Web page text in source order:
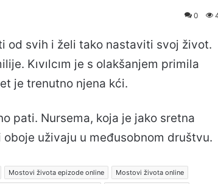
0
od svih i želi tako nastaviti svoj život.
Kıvılcım je s olakšanjem primila
je trenutno njena kći.
pati. Nursema, koja je jako sretna
uživaju u međusobnom društvu.
Mostovi života epizode online
Mostovi života online